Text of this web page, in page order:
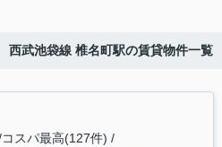
西武池袋線 椎名町駅の賃貸物件一覧
コスパ最高(127件)